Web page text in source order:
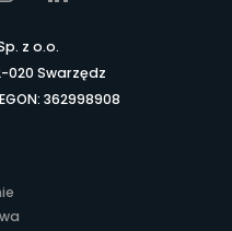
z o.o.
020 Swarzędz
362998908